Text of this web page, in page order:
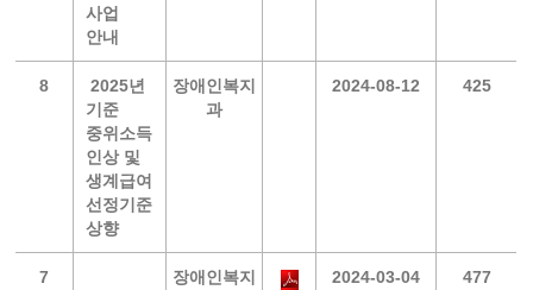
사업
안내
8
2025년
기준
중위소득
인상 및
생계급여
선정기준
상향
장애인복지
과
2024-08-12 425
7
장애인복지
2024-03-04 477